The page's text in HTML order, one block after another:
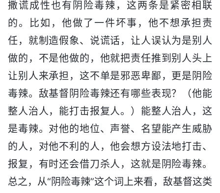
撒谎成性也有阴险毒辣，这两条是紧密相联
的。比如，他做了一件坏事，他不想承担责
任，就制造假象、说谎话，让人误认为是别人
做的，不是他做的，他就把责任推到别人头上
让别人来承担，这不单是邪恶卑鄙，更是阴险
毒辣。敌基督阴险毒辣还有哪些表现？（他能
整人治人，能打击报复人。）能整人治人，这
是毒辣。对他的地位、声誉、名望能产生威胁
的人，对他不利的人，他会想方设法地打击、
报复，有时还会借刀杀人，这就是阴险毒辣。
总之，从“阴险毒辣”这个词上来看，敌基督这类